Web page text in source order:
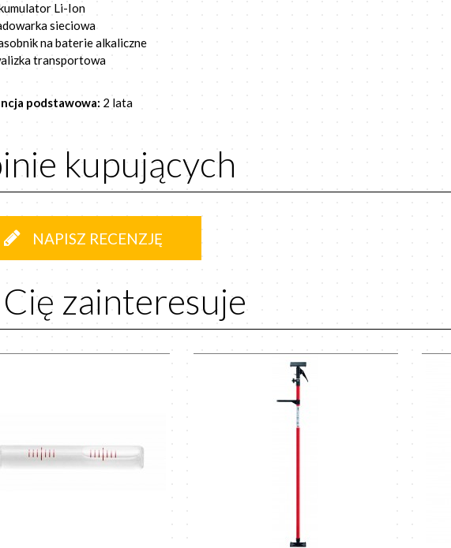
Li-Ion
sieciowa
na baterie alkaliczne
transportowa
podstawowa: 2 lata
kupujących
NAPISZ RECENZJĘ
zainteresuje